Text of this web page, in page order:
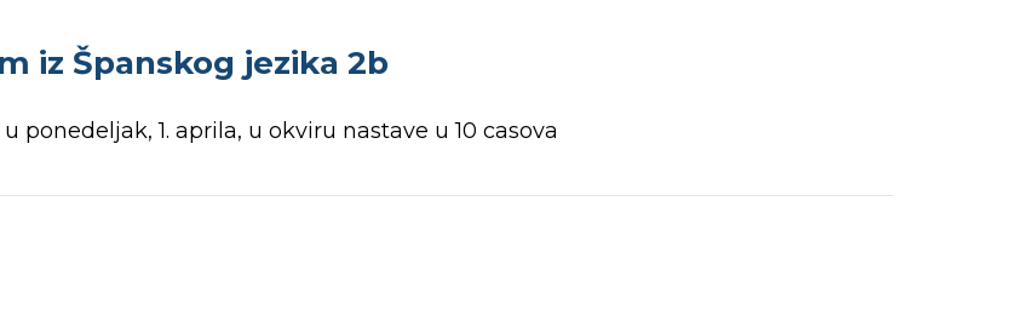
iz Španskog jezika 2b
1. aprila, u okviru nastave u 10 casova